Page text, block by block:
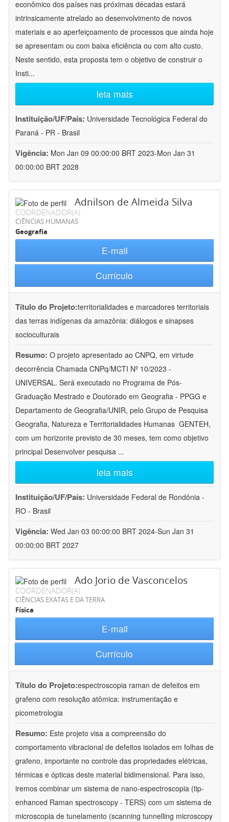
econômico dos países nas próximas décadas estará
intrinsicamente atrelado ao desenvolvimento de novos
materiais e ao aperfeiçoamento de processos que ainda hoje
se apresentam ou com baixa eficiência ou com alto custo.
Neste sentido, esta proposta tem o objetivo de construir o
Insti...
leia mais
Instituição/UF/País: Universidade Tecnológica Federal do
Paraná - PR - Brasil
Vigência: Mon Jan 09 00:00:00 BRT 2023-Mon Jan 31
00:00:00 BRT 2028
Adnilson de Almeida Silva
COORDENADOR(A)
CIÊNCIAS HUMANAS
Geografia
E-mail
Currículo
Título do Projeto:territorialidades e marcadores territoriais
das terras indígenas da amazônia: diálogos e sinapses
socioculturais
Resumo: O projeto apresentado ao CNPQ, em virtude
decorrência Chamada CNPq/MCTI Nº 10/2023 -
UNIVERSAL. Será executado no Programa de Pós-
Graduação Mestrado e Doutorado em Geografia - PPGG e
Departamento de Geografia/UNIR, pelo Grupo de Pesquisa
Geografia, Natureza e Territorialidades Humanas  GENTEH,
com um horizonte previsto de 30 meses, tem como objetivo
principal Desenvolver pesquisa ...
leia mais
Instituição/UF/País: Universidade Federal de Rondônia -
RO - Brasil
Vigência: Wed Jan 03 00:00:00 BRT 2024-Sun Jan 31
00:00:00 BRT 2027
Ado Jorio de Vasconcelos
COORDENADOR(A)
CIÊNCIAS EXATAS E DA TERRA
Física
E-mail
Currículo
Título do Projeto:espectroscopia raman de defeitos em
grafeno com resolução atômica: instrumentação e
picometrologia
Resumo: Este projeto visa a compreensão do
comportamento vibracional de defeitos isolados em folhas de
grafeno, importante no controle das propriedades elétricas,
térmicas e ópticas deste material bidimensional. Para isso,
iremos combinar um sistema de nano-espectroscopia (tip-
enhanced Raman spectroscopy - TERS) com um sistema de
microscopia de tunelamento (scanning tunnelling microscopy